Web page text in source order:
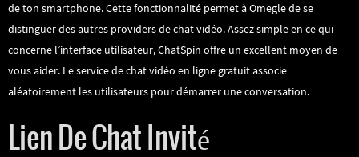
de ton smartphone. Cette fonctionnalité permet à Omegle de se
distinguer des autres providers de chat vidéo. Assez simple en ce qui
concerne l’interface utilisateur, ChatSpin offre un excellent moyen de
vous aider. Le service de chat vidéo en ligne gratuit associe
aléatoirement les utilisateurs pour démarrer une conversation.
Lien De Chat Invité